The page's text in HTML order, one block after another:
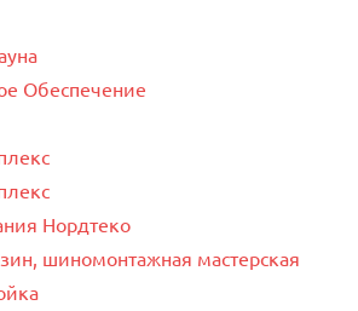
Обеспечение
Нордтеко
шиномонтажная мастерская